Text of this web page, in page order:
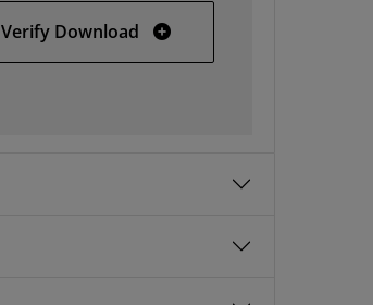
Verify Download SDx 2019.1 SFD